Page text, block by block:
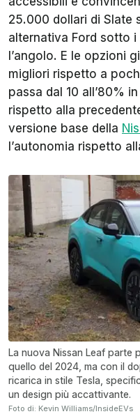
25.000 dollari di Slate
alternativa Ford sotto
l’angolo. E le opzioni
migliori rispetto a
passa dal 10 all’80%
rispetto alla
versione base della
l’autonomia rispetto
La nuova Nissan Leaf parte
quello del 2024, ma con il
ricarica in stile Tesla,
un design più accattivante.
Foto di: Kevin Williams/InsideEVs